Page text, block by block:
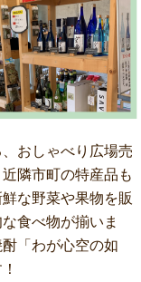
おしゃべり広場売
隣市町の特産品も
な野菜や果物を販
食べ物が揃いま
「わが心空の如